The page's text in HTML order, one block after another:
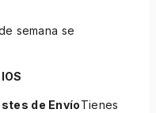
semana se
de EnvíoTienes